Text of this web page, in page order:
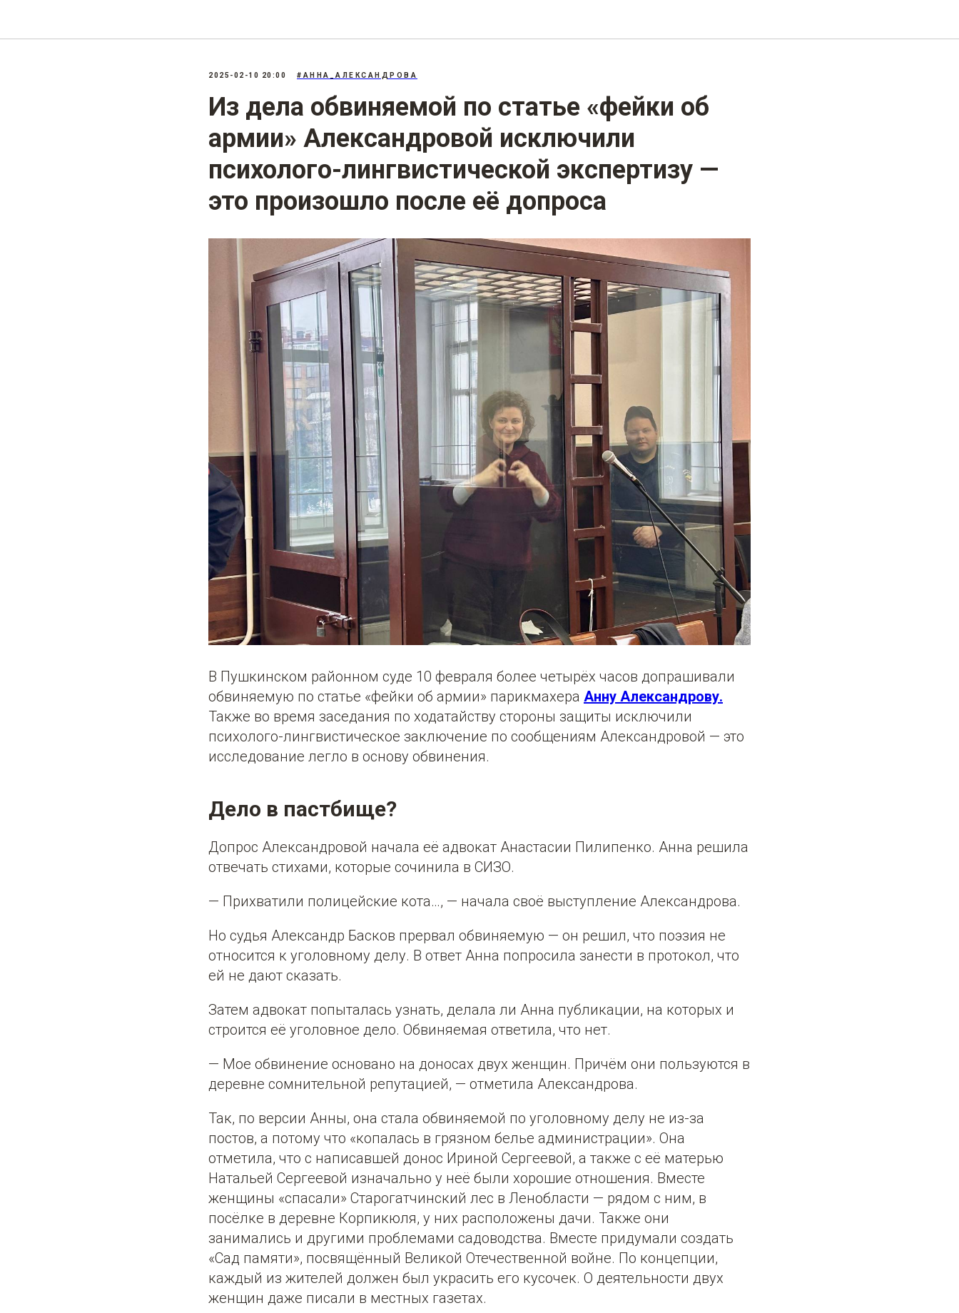
2025-02-10 20:00 #АННА_АЛЕКСАНДРОВА
Из дела обвиняемой по статье «фейки об
армии» Александровой исключили
психолого-лингвистической экспертизу —
это произошло после её допроса
В Пушкинском районном суде 10 февраля более четырёх часов допрашивали
обвиняемую по статье «фейки об армии» парикмахера Анну Александрову.
Также во время заседания по ходатайству стороны защиты исключили
психолого-лингвистическое заключение по сообщениям Александровой — это
исследование легло в основу обвинения.
Дело в пастбище?
Допрос Александровой начала её адвокат Анастасии Пилипенко. Анна решила
отвечать стихами, которые сочинила в СИЗО.
— Прихватили полицейские кота…, — начала своё выступление Александрова.
Но судья Александр Басков прервал обвиняемую — он решил, что поэзия не
относится к уголовному делу. В ответ Анна попросила занести в протокол, что
ей не дают сказать.
Затем адвокат попыталась узнать, делала ли Анна публикации, на которых и
строится её уголовное дело. Обвиняемая ответила, что нет.
— Мое обвинение основано на доносах двух женщин. Причём они пользуются в
деревне сомнительной репутацией, — отметила Александрова.
Так, по версии Анны, она стала обвиняемой по уголовному делу не из-за
постов, а потому что «копалась в грязном белье администрации». Она
отметила, что с написавшей донос Ириной Сергеевой, а также с её матерью
Натальей Сергеевой изначально у неё были хорошие отношения. Вместе
женщины «спасали» Старогатчинский лес в Ленобласти — рядом с ним, в
посёлке в деревне Корпикюля, у них расположены дачи. Также они
занимались и другими проблемами садоводства. Вместе придумали создать
«Сад памяти», посвящённый Великой Отечественной войне. По концепции,
каждый из жителей должен был украсить его кусочек. О деятельности двух
женщин даже писали в местных газетах.